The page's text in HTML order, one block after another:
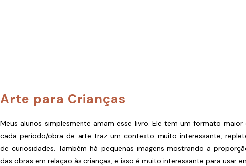
Arte para Crianças
Meus alunos simplesmente amam esse livro. Ele tem um formato maior
cada período/obra de arte traz um contexto muito interessante,
de curiosidades. Também há pequenas imagens mostrando a
das obras em relação às crianças, e isso é muito interessante para usar